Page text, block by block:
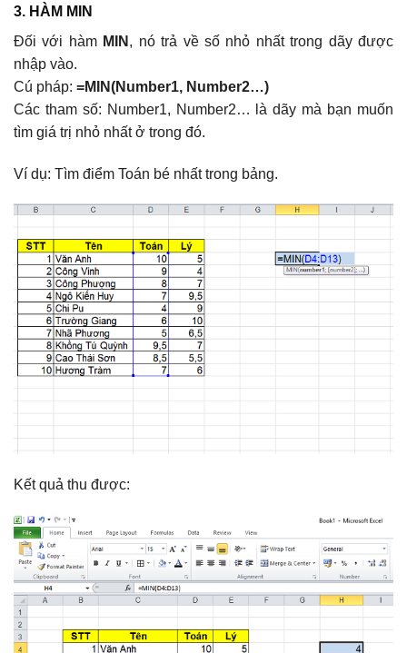
3. HÀM MIN
Đối với hàm MIN , nó trả về số nhỏ nhất trong dãy được
nhập vào.
Cú pháp: =MIN(Number1, Number2…)
Các tham số: Number1, Number2… là dãy mà bạn muốn
tìm giá trị nhỏ nhất ở trong đó.
Ví dụ: Tìm điểm Toán bé nhất trong bảng.
Kết quả thu được: